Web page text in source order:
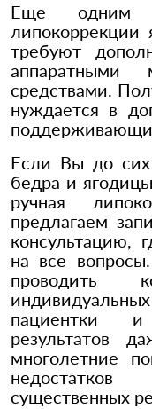
Еще одним
липокоррекции
требуют
средствами.
нуждается в
Если Вы до сих
бедра и
ручная
предлагаем
консультацию,
на все
проводить
пациентки и
результатов
многолетние
существенных